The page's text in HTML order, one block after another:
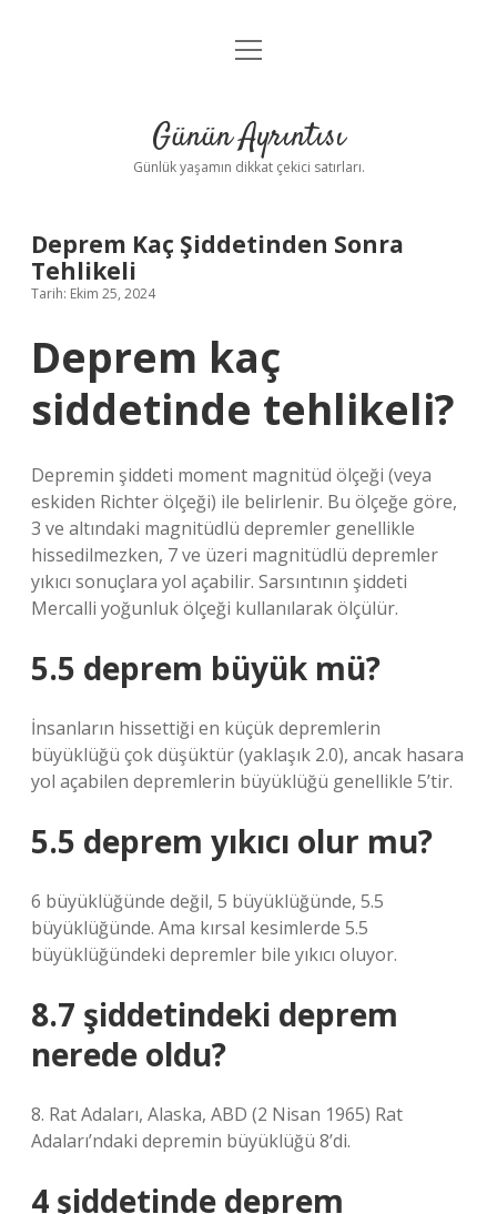
Anasayfa
Yasal Uyarı
menüyü
Günün Ayrıntısı
Günlük yaşamın dikkat çekici satırları.
Deprem Kaç Şiddetinden Sonra
Tehlikeli
Tarih: Ekim 25, 2024
Deprem kaç
siddetinde tehlikeli?
Depremin şiddeti moment magnitüd ölçeği (veya
eskiden Richter ölçeği) ile belirlenir. Bu ölçeğe göre,
3 ve altındaki magnitüdlü depremler genellikle
hissedilmezken, 7 ve üzeri magnitüdlü depremler
yıkıcı sonuçlara yol açabilir. Sarsıntının şiddeti
Mercalli yoğunluk ölçeği kullanılarak ölçülür.
5.5 deprem büyük mü?
İnsanların hissettiği en küçük depremlerin
büyüklüğü çok düşüktür (yaklaşık 2.0), ancak hasara
yol açabilen depremlerin büyüklüğü genellikle 5’tir.
5.5 deprem yıkıcı olur mu?
6 büyüklüğünde değil, 5 büyüklüğünde, 5.5
büyüklüğünde. Ama kırsal kesimlerde 5.5
büyüklüğündeki depremler bile yıkıcı oluyor.
8.7 şiddetindeki deprem
nerede oldu?
8. Rat Adaları, Alaska, ABD (2 Nisan 1965) Rat
Adaları’ndaki depremin büyüklüğü 8’di.
4 şiddetinde deprem